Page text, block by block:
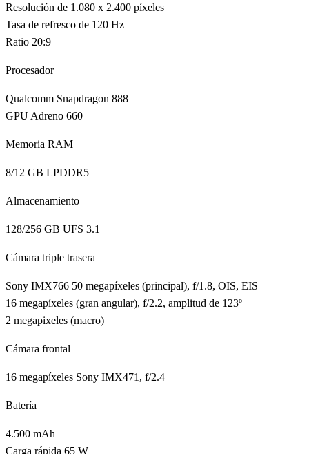
Resolución de 1.080 x 2.400 píxeles
Tasa de refresco de 120 Hz
Ratio 20:9
Procesador
Qualcomm Snapdragon 888
GPU Adreno 660
Memoria RAM
8/12 GB LPDDR5
Almacenamiento
128/256 GB UFS 3.1
Cámara triple trasera
Sony IMX766 50 megapíxeles (principal), f/1.8, OIS, EIS
16 megapíxeles (gran angular), f/2.2, amplitud de 123º
2 megapixeles (macro)
Cámara frontal
16 megapíxeles Sony IMX471, f/2.4
Batería
4.500 mAh
Carga rápida 65 W